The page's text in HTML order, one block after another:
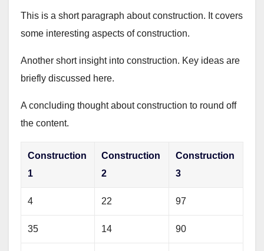
This is a short paragraph about construction. It covers
some interesting aspects of construction.
Another short insight into construction. Key ideas are
briefly discussed here.
A concluding thought about construction to round off
the content.
Construction
1
Construction
2
Construction
3
4 22 97
35 14 90